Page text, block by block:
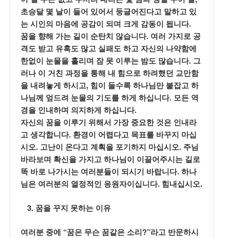
초승달 몇 날이 들어 있어서 둥글어진다고 말하고 있
는 시인의 마음에 공감이 되며 크게 감동이 됩니다.
꿈을 향해 가는 길이 순탄치 않습니다. 여러 가지로 공
격도 받고 유혹도 많고 실패도 하고 자신의 나약함에
한없이 눈물을 흘리며 잠 못 이루는 밤도 많습니다. 그
러나 이 거친 과정을 통해 내 힘으로 하려했던 교만함
을 내려놓게 하시고, 힘이 들수록 하나님만 붙잡고 하
나님께 엎드려 눈물의 기도를 하게 하십니다. 모든 역
경을 인내하며 의지하게 하십니다.
자신의 꿈을 이루기 위해서 가장 중요한 것은 인내라
고 생각합니다. 환경이 어렵다고 목표를 바꾸지 마십
시오. 고난이 온다고 계획을 포기하지 마십시오. 주님
바라보며 확신을 가지고 하나님이 이끌어주시는 길로
똑 바로 나가시는 여러분들이 되시기 바랍니다. 하나
님은 여러분의 열정적인 응원자이십니다. 힘내십시오.
3. 꿈을 꾸지 못하는 이유
여러분 중에 “꿈은 무슨 꿈같은 소리 ?”라고 반문하시